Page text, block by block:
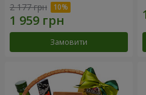
2 177 грн
Замовити